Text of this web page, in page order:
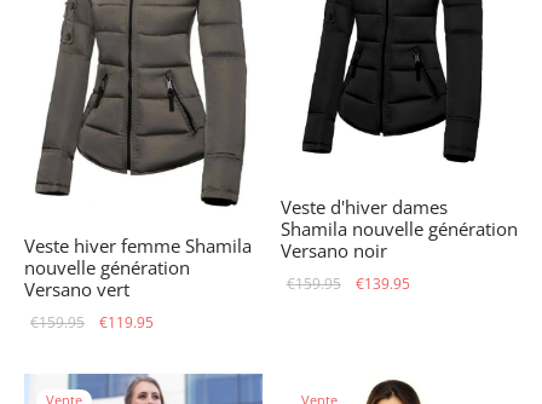
Veste hiver femme Shamila
nouvelle génération
Versano vert
€159.95
Le prix
était :
€119.95
est :
Veste d'hiver dames
Shamila nouvelle génération
Versano noir
€159.95
Le prix
€139.95
Vente Vente